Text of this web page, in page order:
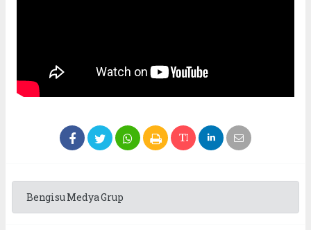
Bengisu Medya Grup